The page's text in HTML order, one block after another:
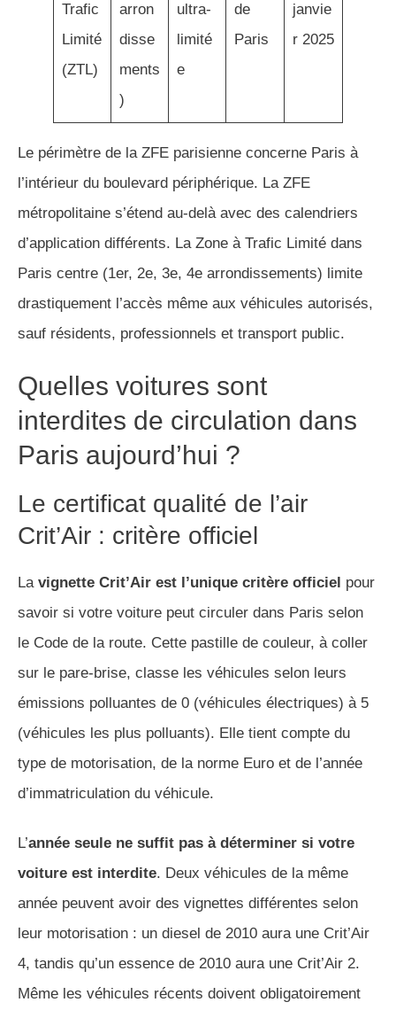
Trafic
Limité
(ZTL)
arron
disse
ments
)
ultra-
limité
e
de
Paris
janvie
r 2025
Le périmètre de la ZFE parisienne concerne Paris à
l’intérieur du boulevard périphérique. La ZFE
métropolitaine s’étend au-delà avec des calendriers
d’application différents. La Zone à Trafic Limité dans
Paris centre (1er, 2e, 3e, 4e arrondissements) limite
drastiquement l’accès même aux véhicules autorisés,
sauf résidents, professionnels et transport public.
Quelles voitures sont
interdites de circulation dans
Paris aujourd’hui ?
Le certificat qualité de l’air
Crit’Air : critère officiel
La vignette Crit’Air est l’unique critère officiel pour
savoir si votre voiture peut circuler dans Paris selon
le Code de la route. Cette pastille de couleur, à coller
sur le pare-brise, classe les véhicules selon leurs
émissions polluantes de 0 (véhicules électriques) à 5
(véhicules les plus polluants). Elle tient compte du
type de motorisation, de la norme Euro et de l’année
d’immatriculation du véhicule.
L’année seule ne suffit pas à déterminer si votre
voiture est interdite. Deux véhicules de la même
année peuvent avoir des vignettes différentes selon
leur motorisation : un diesel de 2010 aura une Crit’Air
4, tandis qu’un essence de 2010 aura une Crit’Air 2.
Même les véhicules récents doivent obligatoirement